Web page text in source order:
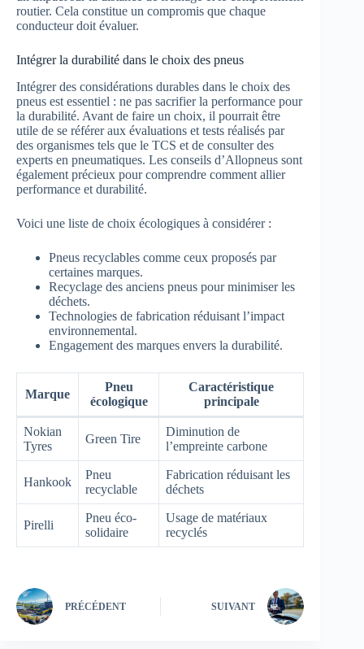
routier. Cela constitue un compromis que chaque
conducteur doit évaluer.
Intégrer la durabilité dans le choix des pneus
Intégrer des considérations durables dans le choix des
pneus est essentiel : ne pas sacrifier la performance pour
la durabilité. Avant de faire un choix, il pourrait être
utile de se référer aux évaluations et tests réalisés par
des organismes tels que le TCS et de consulter des
experts en pneumatiques. Les conseils d’Allopneus sont
également précieux pour comprendre comment allier
performance et durabilité.
Voici une liste de choix écologiques à considérer :
Pneus recyclables comme ceux proposés par
certaines marques.
Recyclage des anciens pneus pour minimiser les
déchets.
Technologies de fabrication réduisant l’impact
environnemental.
Engagement des marques envers la durabilité.
Marque
Pneu
écologique
Caractéristique
principale
Nokian
Tyres
Green Tire
Diminution de
l’empreinte carbone
Hankook
Pneu
recyclable
Fabrication réduisant les
déchets
Pirelli
Pneu éco-
solidaire
Usage de matériaux
recyclés
PRÉCÉDENT SUIVANT